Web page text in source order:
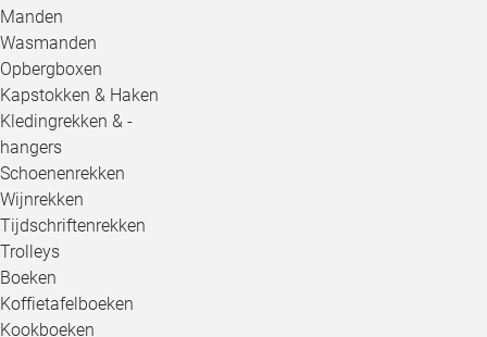
Manden
Wasmanden
Opbergboxen
Kapstokken & Haken
Kledingrekken & -
hangers
Schoenenrekken
Wijnrekken
Tijdschriftenrekken
Trolleys
Boeken
Koffietafelboeken
Kookboeken